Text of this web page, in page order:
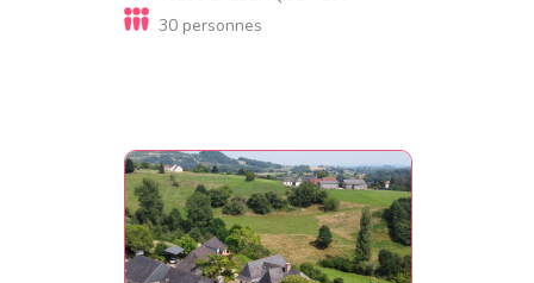
d'hôtes, Gite insolite
Gite de Poudally
30 personnes